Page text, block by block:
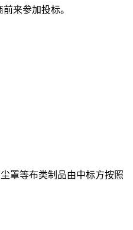
来参加投标。
罩等布类制品由中标方按照